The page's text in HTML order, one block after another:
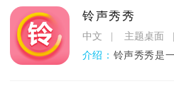
铃声秀秀
中文 主题桌面
介绍： 铃声秀秀是一款专注